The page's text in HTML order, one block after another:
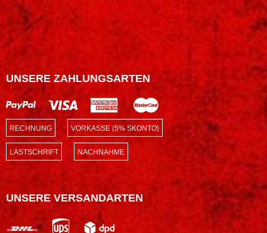
UNSERE ZAHLUNGSARTEN
RECHNUNG VORKASSE (5% SKONTO)
LASTSCHRIFT NACHNAHME
UNSERE VERSANDARTEN